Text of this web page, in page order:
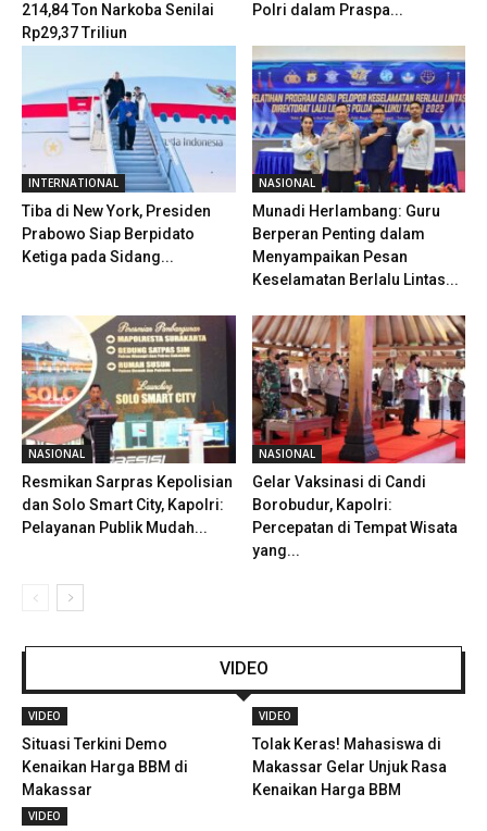
214,84 Ton Narkoba Senilai
Rp29,37 Triliun
Polri dalam Praspa...
INTERNATIONAL
Tiba di New York, Presiden
Prabowo Siap Berpidato
Ketiga pada Sidang...
NASIONAL
Munadi Herlambang: Guru
Berperan Penting dalam
Menyampaikan Pesan
Keselamatan Berlalu Lintas...
NASIONAL
Resmikan Sarpras Kepolisian
dan Solo Smart City, Kapolri:
Pelayanan Publik Mudah...
NASIONAL
Gelar Vaksinasi di Candi
Borobudur, Kapolri:
Percepatan di Tempat Wisata
yang...
VIDEO
VIDEO
Situasi Terkini Demo
Kenaikan Harga BBM di
Makassar
VIDEO
Tolak Keras! Mahasiswa di
Makassar Gelar Unjuk Rasa
Kenaikan Harga BBM
VIDEO